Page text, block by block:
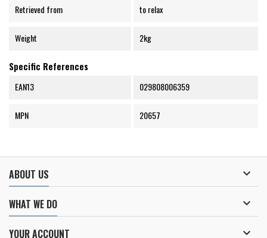
Retrieved from to relax
Weight 2kg
Specific References
EAN13 029808006359
MPN 20657
ABOUT US 
WHAT WE DO 
YOUR ACCOUNT 